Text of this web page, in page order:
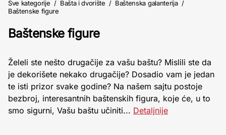
Sve kategorije / Bašta i dvorište / Baštenska galanterija /
Baštenske figure
Baštenske figure
Želeli ste nešto drugačije za vašu baštu? Mislili ste da
je dekorišete nekako drugačije? Dosadio vam je jedan
te isti prizor svake godine? Na našem sajtu postoje
bezbroj, interesantnih baštenskih figura, koje će, u to
smo sigurni, Vašu baštu učiniti... Detaljnije